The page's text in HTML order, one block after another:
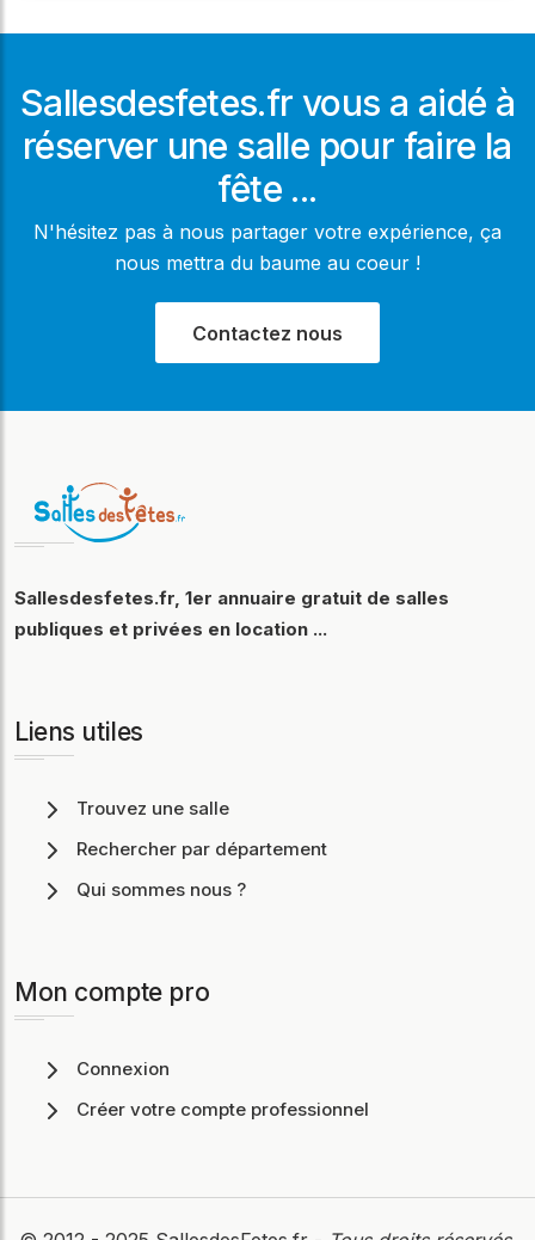
Sallesdesfetes.fr vous a aidé à
réserver une salle pour faire la
fête ...
N'hésitez pas à nous partager votre expérience, ça
nous mettra du baume au coeur !
Contactez nous
Sallesdesfetes.fr, 1er annuaire gratuit de salles
publiques et privées en location ...
Liens utiles
Trouvez une salle
Rechercher par département
Qui sommes nous ?
Mon compte pro
Connexion
Créer votre compte professionnel